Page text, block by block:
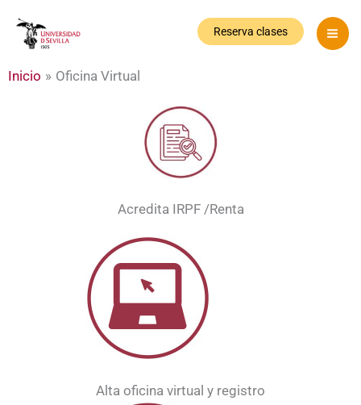
Reserva clases
Inicio Oficina Virtual
Acredita IRPF /Renta
Alta oficina virtual y registro